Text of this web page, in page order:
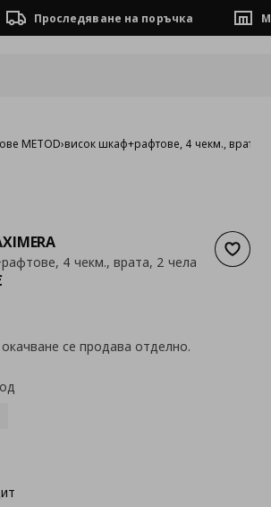
Проследяване на поръчка
METOD›висок шкаф+рафтове, 4 чекм., врата, 2
4 чекм., врата, 2 чела
416,69 €
се продава отделно.